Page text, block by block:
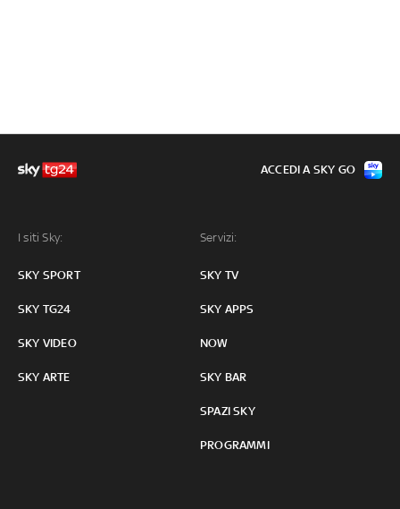
I siti Sky:
SKY SPORT
SKY TG24
SKY VIDEO
SKY ARTE
Servizi:
SKY TV
SKY APPS
NOW
SKY BAR
SPAZI SKY
PROGRAMMI
ACCEDI A SKY GO